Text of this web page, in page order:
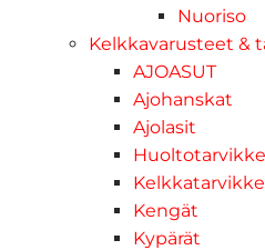
Nuoriso
Kelkkavarusteet &
AJOASUT
Ajohanskat
Ajolasit
Kengät
Kypärät